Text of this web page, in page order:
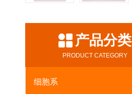
产品分类
PRODUCT CATEGORY
细胞系